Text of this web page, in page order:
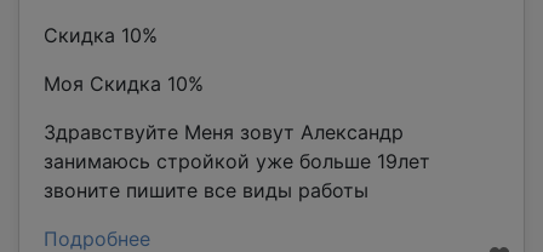
Скидка 10%
Моя Скидка 10%
Здравствуйте Меня зовут Александр
занимаюсь стройкой уже больше 19лет
звоните пишите все виды работы
Подробнее